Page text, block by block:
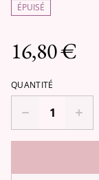
ÉPUISÉ
16,80 €
QUANTITÉ